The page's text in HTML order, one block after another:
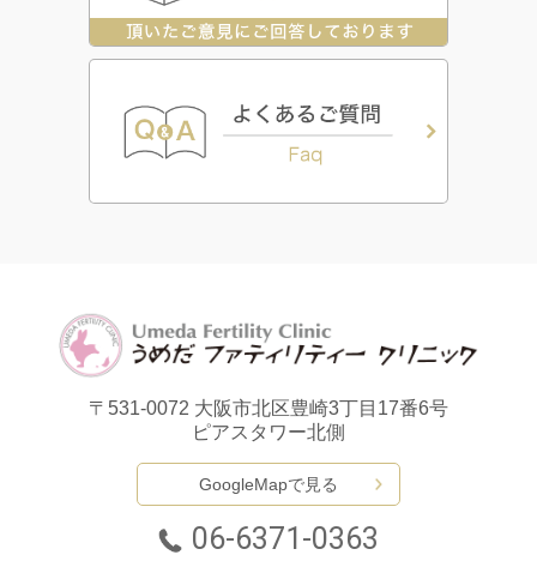
〒531-0072 大阪市北区豊崎3丁目17番6号
ピアスタワー北側
GoogleMapで見る
06-6371-0363